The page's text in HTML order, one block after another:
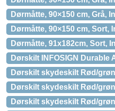
Dørmåtte, 90×150 cm, Grå,
Dørmåtte, 90×150 cm, Sort,
Dørmåtte, 91x182cm, Sort,
Dørskilt INFOSIGN Durable
Dørskilt skydeskilt Rød/
Dørskilt skydeskilt Rød/
Dørskilt skydeskilt Rød/